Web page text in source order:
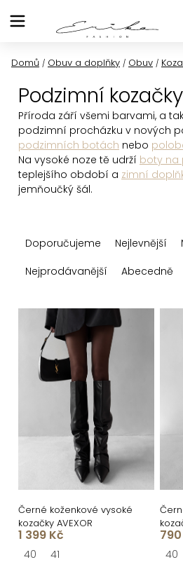
na
Domů / Obuv a doplňky / Obuv /
Podzimní kozačky
Příroda září všemi barvami, a
podzimní procházku v nových
podzimních botách nebo
Na vysoké noze tě udrží boty na
teplejšího období a zimní
jemňoučký šál.
a
n
t
ů
Doporučujeme Nejlevnější
Nejprodávanější
Abecedně
d
u
k
Černé koženkové vysoké
kozačky AVEXOR
1 399 Kč
40 41 40